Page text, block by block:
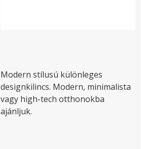
Modern stílusú különleges
designkilincs. Modern, minimalista
vagy high-tech otthonokba
ajánljuk.